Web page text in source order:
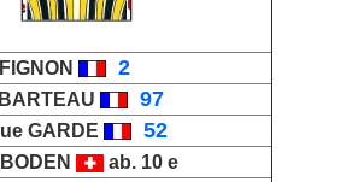
2
97
GARDE 52
ab. 10 e